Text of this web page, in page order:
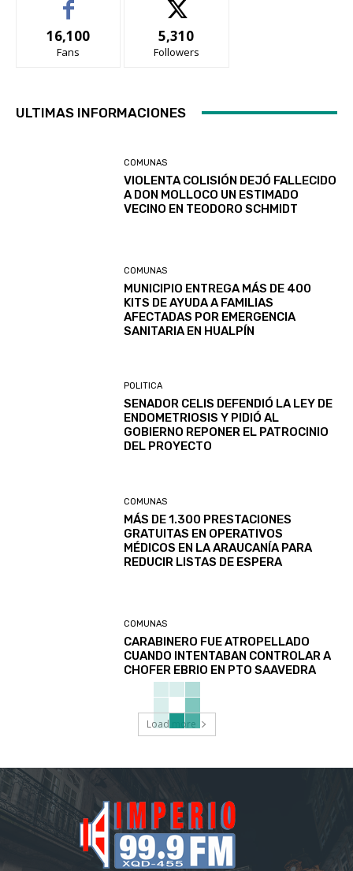
16,100
Fans
5,310
Followers
ULTIMAS INFORMACIONES
COMUNAS
VIOLENTA COLISIÓN DEJÓ FALLECIDO
A DON MOLLOCO UN ESTIMADO
VECINO EN TEODORO SCHMIDT
COMUNAS
MUNICIPIO ENTREGA MÁS DE 400
KITS DE AYUDA A FAMILIAS
AFECTADAS POR EMERGENCIA
SANITARIA EN HUALPÍN
POLITICA
SENADOR CELIS DEFENDIÓ LA LEY DE
ENDOMETRIOSIS Y PIDIÓ AL
GOBIERNO REPONER EL PATROCINIO
DEL PROYECTO
COMUNAS
MÁS DE 1.300 PRESTACIONES
GRATUITAS EN OPERATIVOS
MÉDICOS EN LA ARAUCANÍA PARA
REDUCIR LISTAS DE ESPERA
COMUNAS
CARABINERO FUE ATROPELLADO
CUANDO INTENTABAN CONTROLAR A
CHOFER EBRIO EN PTO SAAVEDRA
Load more